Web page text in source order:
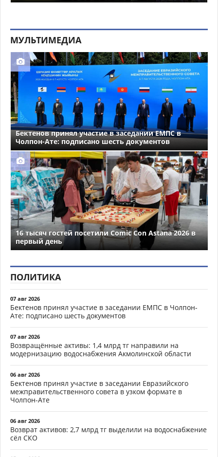
МУЛЬТИМЕДИА
Бектенов принял участие в заседании ЕМПС в
Чолпон-Ате: подписано шесть документов
16 тысяч гостей посетили Comic Con Astana 2026 в
первый день
ПОЛИТИКА
07 авг 2026
Бектенов принял участие в заседании ЕМПС в Чолпон-
Ате: подписано шесть документов
07 авг 2026
Возвращённые активы: 1,4 млрд тг направили на
модернизацию водоснабжения Акмолинской области
06 авг 2026
Бектенов принял участие в заседании Евразийского
межправительственного совета в узком формате в
Чолпон-Ате
06 авг 2026
Возврат активов: 2,7 млрд тг выделили на водоснабжение
сёл СКО